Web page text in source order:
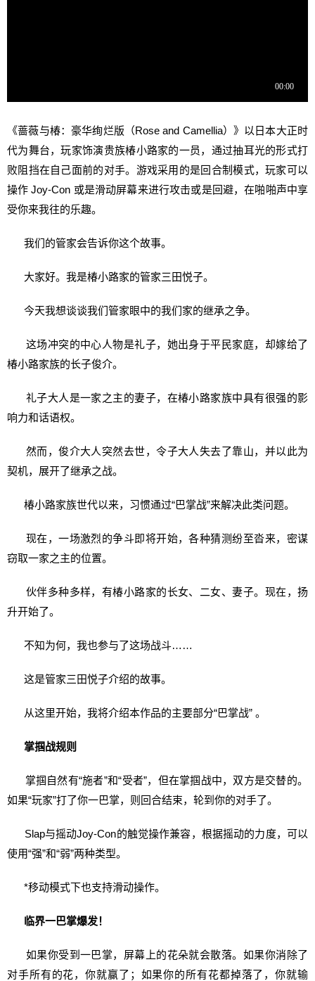
《蔷薇与椿：豪华绚烂版（Rose and Camellia）》以日本大正时
代为舞台，玩家饰演贵族椿小路家的一员，通过抽耳光的形式打
败阻挡在自己面前的对手。游戏采用的是回合制模式，玩家可以
操作 Joy-Con 或是滑动屏幕来进行攻击或是回避，在啪啪声中享
受你来我往的乐趣。
我们的管家会告诉你这个故事。
大家好。我是椿小路家的管家三田悦子。
今天我想谈谈我们管家眼中的我们家的继承之争。
这场冲突的中心人物是礼子，她出身于平民家庭，却嫁给了
椿小路家族的长子俊介。
礼子大人是一家之主的妻子，在椿小路家族中具有很强的影
响力和话语权。
然而，俊介大人突然去世，令子大人失去了靠山，并以此为
契机，展开了继承之战。
椿小路家族世代以来，习惯通过“巴掌战”来解决此类问题。
现在，一场激烈的争斗即将开始，各种猜测纷至沓来，密谋
窃取一家之主的位置。
伙伴多种多样，有椿小路家的长女、二女、妻子。现在，扬
升开始了。
不知为何，我也参与了这场战斗……
这是管家三田悦子介绍的故事。
从这里开始，我将介绍本作品的主要部分“巴掌战” 。
掌掴战规则
掌掴自然有“施者”和“受者”，但在掌掴战中，双方是交替的。
如果“玩家”打了你一巴掌，则回合结束，轮到你的对手了。
Slap与摇动Joy-Con的触觉操作兼容，根据摇动的力度，可以
使用“强”和“弱”两种类型。
*移动模式下也支持滑动操作。
临界一巴掌爆发！
如果你受到一巴掌，屏幕上的花朵就会散落。如果你消除了
对手所有的花，你就赢了；如果你的所有花都掉落了，你就输